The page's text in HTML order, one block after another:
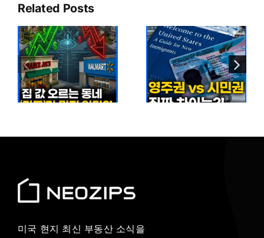
Related Posts
2026년 미국
영주권 vs
시민권 완벽
비교
미국 이민
감소 현실…
5개월 만에
140만 명
줄어든 이유
미국 현지 최신 부동산 소식을